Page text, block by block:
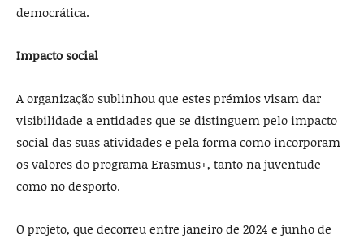
democrática.
Impacto social
A organização sublinhou que estes prémios visam dar
visibilidade a entidades que se distinguem pelo impacto
social das suas atividades e pela forma como incorporam
os valores do programa Erasmus+, tanto na juventude
como no desporto.
O projeto, que decorreu entre janeiro de 2024 e junho de